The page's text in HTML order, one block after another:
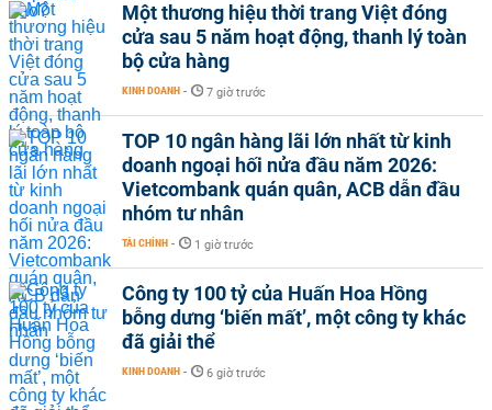
Một thương hiệu thời trang Việt đóng
cửa sau 5 năm hoạt động, thanh lý toàn
bộ cửa hàng
KINH DOANH - 7 giờ trước
TOP 10 ngân hàng lãi lớn nhất từ kinh
doanh ngoại hối nửa đầu năm 2026:
Vietcombank quán quân, ACB dẫn đầu
nhóm tư nhân
TÀI CHÍNH - 1 giờ trước
Công ty 100 tỷ của Huấn Hoa Hồng
bỗng dưng ‘biến mất’, một công ty khác
đã giải thể
KINH DOANH - 6 giờ trước